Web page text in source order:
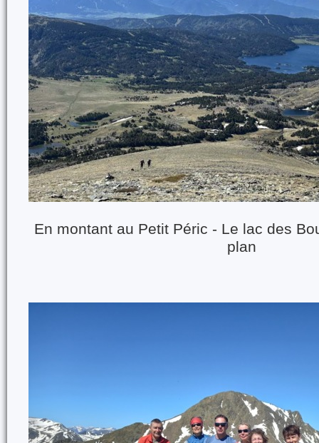
En montant au Petit Péric - Le lac des
plan